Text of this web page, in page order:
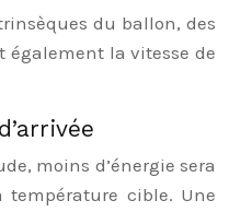
du ballon, des
la vitesse de
moins d’énergie sera
température cible. Une